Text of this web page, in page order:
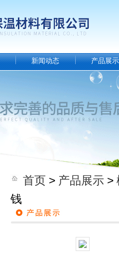
新闻动态 产品展示
首页 > 产品展示 >
钱